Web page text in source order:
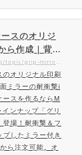
方はお勧め。ファ
が高いオーロラ・
ス「Iridescent」
個からオリジナ
す。おしゃれな
」登場！も
可能。ス…
スのオリジ
ら作成｜背面
iPhoneオリジ
ならME-Q
オリジナル印刷
ミラーの耐衝撃i
ースを作るならM
ンナップ「グリ
登場！耐衝撃＆フ
プしたミラー付き
ら注文可能。オ